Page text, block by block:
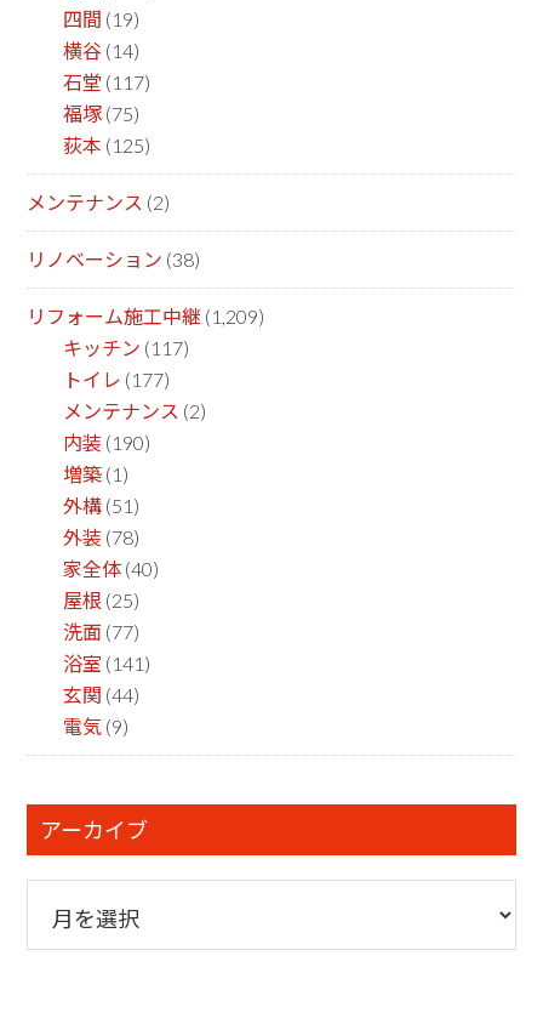
四間 (19)
横谷 (14)
石堂 (117)
福塚 (75)
荻本 (125)
メンテナンス (2)
リノベーション (38)
リフォーム施工中継 (1,209)
キッチン (117)
トイレ (177)
メンテナンス (2)
内装 (190)
増築 (1)
外構 (51)
外装 (78)
家全体 (40)
屋根 (25)
洗面 (77)
浴室 (141)
玄関 (44)
電気 (9)
アーカイブ
カ